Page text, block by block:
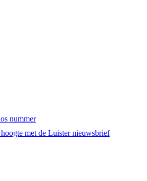
nummer
met de Luister nieuwsbrief